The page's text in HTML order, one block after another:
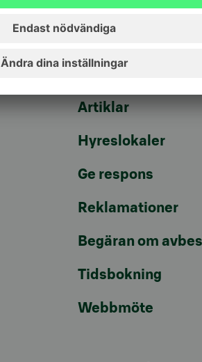
bankärenden
Artiklar
Hyreslokaler
Ge respons
Reklamationer
Begäran om
Tidsbokning
Webbmöte